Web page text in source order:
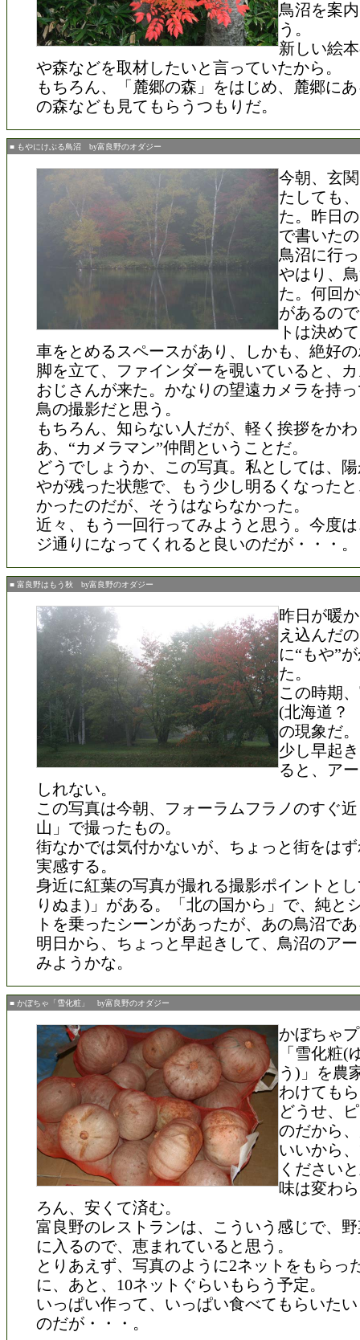
鳥沼を案
う。
新しい絵
や森などを取材したいと言っていたから。
もちろん、「麓郷の森」をはじめ、麓郷に
の森なども見てもらうつもりだ。
■ もやにけぶる鳥沼 by富良野のオダジー
今朝、玄
たしても
た。昨日
で書いた
鳥沼に行
やはり、
た。何回
があるの
トは決め
車をとめるスペースがあり、しかも、絶好
脚を立て、ファインダーを覗いていると、
おじさんが来た。かなりの望遠カメラを持
鳥の撮影だと思う。
もちろん、知らない人だが、軽く挨拶をか
あ、“カメラマン”仲間ということだ。
どうでしょうか、この写真。私としては、
やが残った状態で、もう少し明るくなった
かったのだが、そうはならなかった。
近々、もう一回行ってみようと思う。今度
ジ通りになってくれると良いのだが・・・。
■ 富良野はもう秋 by富良野のオダジー
昨日が暖
え込んだ
に“もや”
た。
この時期
(北海道？
の現象だ
少し早起
ると、ア
しれない。
この写真は今朝、フォーラムフラノのすぐ
山」で撮ったもの。
街なかでは気付かないが、ちょっと街をは
実感する。
身近に紅葉の写真が撮れる撮影ポイントと
りぬま)」がある。「北の国から」で、純と
トを乗ったシーンがあったが、あの鳥沼で
明日から、ちょっと早起きして、鳥沼のア
みようかな。
■ かぼちゃ「雪化粧」 by富良野のオダジー
かぼちゃ
「雪化粧(
う)」を農
わけても
どうせ、
のだから
いいから
ください
味は変わ
ろん、安くて済む。
富良野のレストランは、こういう感じで、
に入るので、恵まれていると思う。
とりあえず、写真のように2ネットをもらっ
に、あと、10ネットぐらいもらう予定。
いっぱい作って、いっぱい食べてもらいた
のだが・・・。